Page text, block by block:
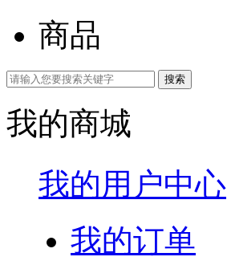
商品
我的商城
我的用户中心
我的订单